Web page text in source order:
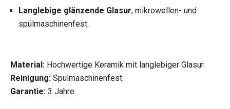
Langlebige glänzende Glasur, mikrowellen- und
spülmaschinenfest.
Material: Hochwertige Keramik mit langlebiger Glasur.
Reinigung: Spülmaschinenfest.
Garantie: 3 Jahre.